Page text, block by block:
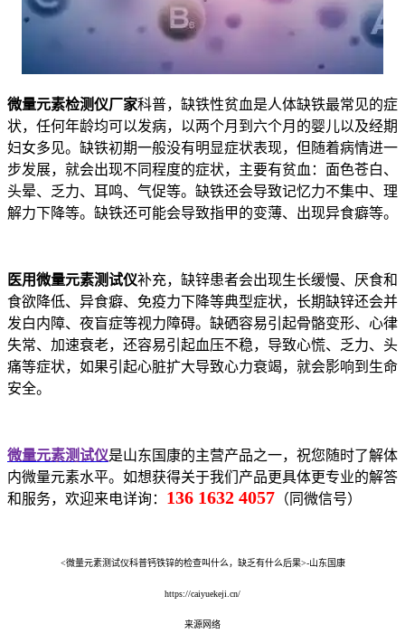
微量元素检测仪厂家科普，缺铁性贫血是人体缺铁最常见的症
状，任何年龄均可以发病，以两个月到六个月的婴儿以及经期
妇女多见。缺铁初期一般没有明显症状表现，但随着病情进一
步发展，就会出现不同程度的症状，主要有贫血：面色苍白、
头晕、乏力、耳鸣、气促等。缺铁还会导致记忆力不集中、理
解力下降等。缺铁还可能会导致指甲的变薄、出现异食癖等。
医用微量元素测试仪补充，缺锌患者会出现生长缓慢、厌食和
食欲降低、异食癖、免疫力下降等典型症状，长期缺锌还会并
发白内障、夜盲症等视力障碍。缺硒容易引起骨骼变形、心律
失常、加速衰老，还容易引起血压不稳，导致心慌、乏力、头
痛等症状，如果引起心脏扩大导致心力衰竭，就会影响到生命
安全。
微量元素测试仪是山东国康的主营产品之一，祝您随时了解体
内微量元素水平。如想获得关于我们产品更具体更专业的解答
和服务，欢迎来电详询： 136 1632 4057 （同微信号）
<微量元素测试仪科普钙铁锌的检查叫什么，缺乏有什么后果>-山东国康
https://caiyuekeji.cn/
来源网络